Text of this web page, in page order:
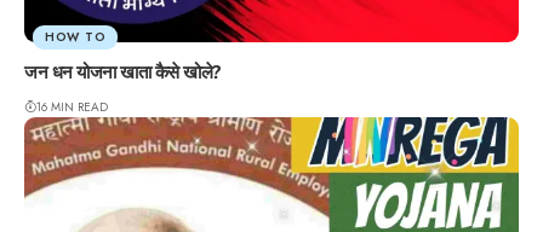
HOW TO
जन धन योजना खाता कैसे खोले?
16 MIN READ